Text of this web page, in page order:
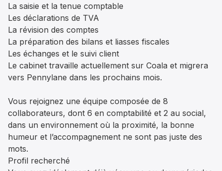
La saisie et la tenue comptable
Les déclarations de TVA
La révision des comptes
La préparation des bilans et liasses fiscales
Les échanges et le suivi client
Le cabinet travaille actuellement sur Coala et migrera
vers Pennylane dans les prochains mois.
Vous rejoignez une équipe composée de 8
collaborateurs, dont 6 en comptabilité et 2 au social,
dans un environnement où la proximité, la bonne
humeur et l’accompagnement ne sont pas juste des
mots.
Profil recherché